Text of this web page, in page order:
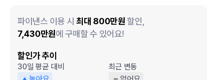
파이낸스 이용 시 최대 800만원 할인,
7,430만원에 구매할 수 있어요!
할인가 추이
30일 평균 대비
최근 변동